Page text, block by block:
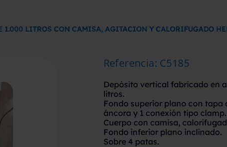
1.000 LITROS CON CAMISA, AGITACION Y CALORIFUGADO
Referencia: C5185
Depósito vertical fabricado en
litros.
Fondo superior plano con
áncora y 1 conexión tipo clamp.
Cuerpo con camisa,
Fondo inferior plano inclinado.
Sobre 4 patas.